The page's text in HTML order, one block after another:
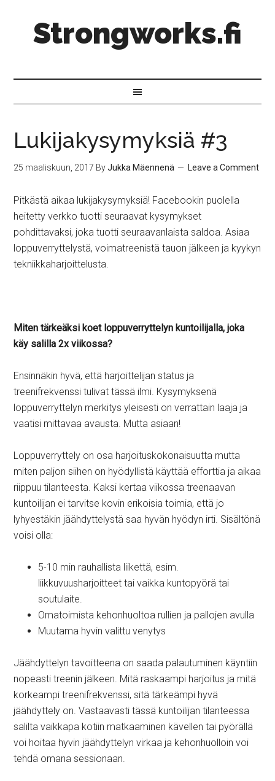
Strongworks.fi
Lukijakysymyksiä #3
25 maaliskuun, 2017 ByJukka Mäennenä Leave a Comment
Pitkästä aikaa lukijakysymyksiä! Facebookin puolella
heitetty verkko tuotti seuraavat kysymykset
pohdittavaksi, joka tuotti seuraavanlaista saldoa. Asiaa
loppuverryttelystä, voimatreenistä tauon jälkeen ja kyykyn
tekniikkaharjoittelusta.
Miten tärkeäksi koet loppuverryttelyn kuntoilijalla, joka
käy salilla 2x viikossa?
Ensinnäkin hyvä, että harjoittelijan status ja
treenifrekvenssi tulivat tässä ilmi. Kysymyksenä
loppuverryttelyn merkitys yleisesti on verrattain laaja ja
vaatisi mittavaa avausta. Mutta asiaan!
Loppuverryttely on osa harjoituskokonaisuutta mutta
miten paljon siihen on hyödyllistä käyttää efforttia ja aikaa
riippuu tilanteesta. Kaksi kertaa viikossa treenaavan
kuntoilijan ei tarvitse kovin erikoisia toimia, että jo
lyhyestäkin jäähdyttelystä saa hyvän hyödyn irti. Sisältönä
voisi olla:
5-10 min rauhallista liikettä, esim.
liikkuvuusharjoitteet tai vaikka kuntopyörä tai
soutulaite.
Omatoimista kehonhuoltoa rullien ja pallojen avulla
Muutama hyvin valittu venytys
Jäähdyttelyn tavoitteena on saada palautuminen käyntiin
nopeasti treenin jälkeen. Mitä raskaampi harjoitus ja mitä
korkeampi treenifrekvenssi, sitä tärkeämpi hyvä
jäähdyttely on. Vastaavasti tässä kuntoilijan tilanteessa
salilta vaikkapa kotiin matkaaminen kävellen tai pyörällä
voi hoitaa hyvin jäähdyttelyn virkaa ja kehonhuolloin voi
tehdä omana sessionaan.